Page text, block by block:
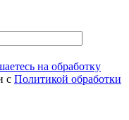
на обработку
с Политикой обработки